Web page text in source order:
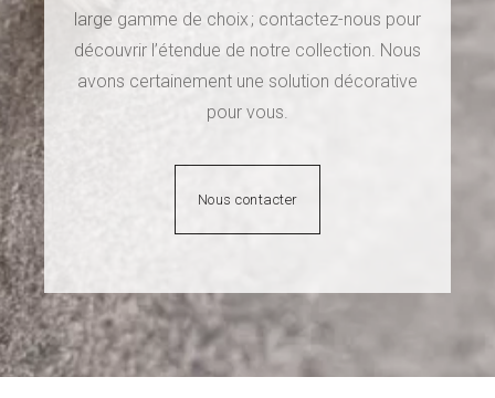
large gamme de choix ; contactez-nous pour
découvrir l’étendue de notre collection. Nous
avons certainement une solution décorative
pour vous.
Nous contacter